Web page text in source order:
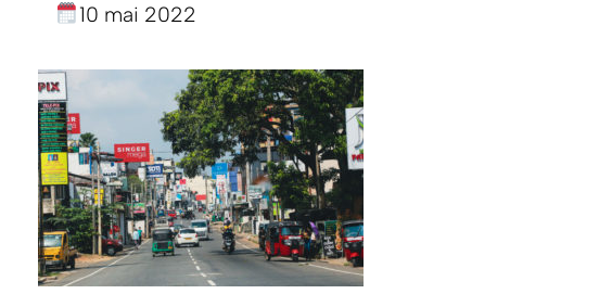
10 mai 2022